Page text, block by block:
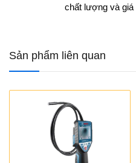
chất lượng và
Sản phẩm liên quan